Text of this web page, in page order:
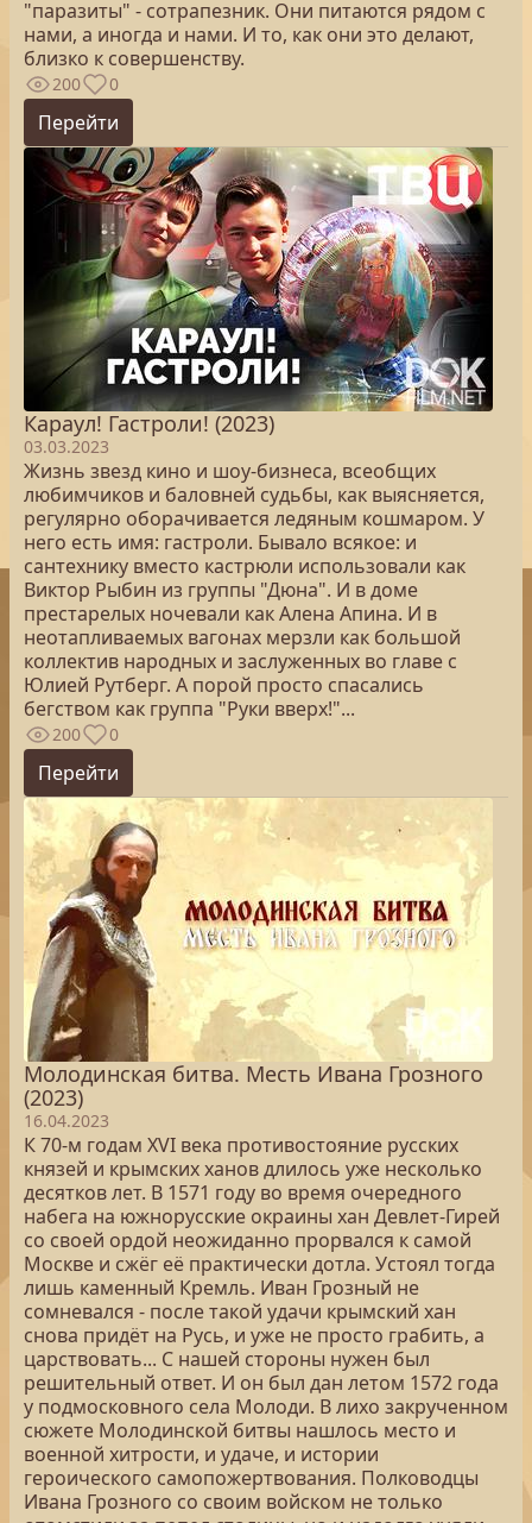
"паразиты" - сотрапезник. Они питаются рядом с
нами, а иногда и нами. И то, как они это делают,
близко к совершенству.
200 0
Перейти
Караул! Гастроли! (2023)
03.03.2023
Жизнь звезд кино и шоу-бизнеса, всеобщих
любимчиков и баловней судьбы, как выясняется,
регулярно оборачивается ледяным кошмаром. У
него есть имя: гастроли. Бывало всякое: и
сантехнику вместо кастрюли использовали как
Виктор Рыбин из группы "Дюна". И в доме
престарелых ночевали как Алена Апина. И в
неотапливаемых вагонах мерзли как большой
коллектив народных и заслуженных во главе с
Юлией Рутберг. А порой просто спасались
бегством как группа "Руки вверх!"...
200 0
Перейти
Молодинская битва. Месть Ивана Грозного
(2023)
16.04.2023
К 70-м годам XVI века противостояние русских
князей и крымских ханов длилось уже несколько
десятков лет. В 1571 году во время очередного
набега на южнорусские окраины хан Девлет-Гирей
со своей ордой неожиданно прорвался к самой
Москве и сжёг её практически дотла. Устоял тогда
лишь каменный Кремль. Иван Грозный не
сомневался - после такой удачи крымский хан
снова придёт на Русь, и уже не просто грабить, а
царствовать... С нашей стороны нужен был
решительный ответ. И он был дан летом 1572 года
у подмосковного села Молоди. В лихо закрученном
сюжете Молодинской битвы нашлось место и
военной хитрости, и удаче, и истории
героического самопожертвования. Полководцы
Ивана Грозного со своим войском не только